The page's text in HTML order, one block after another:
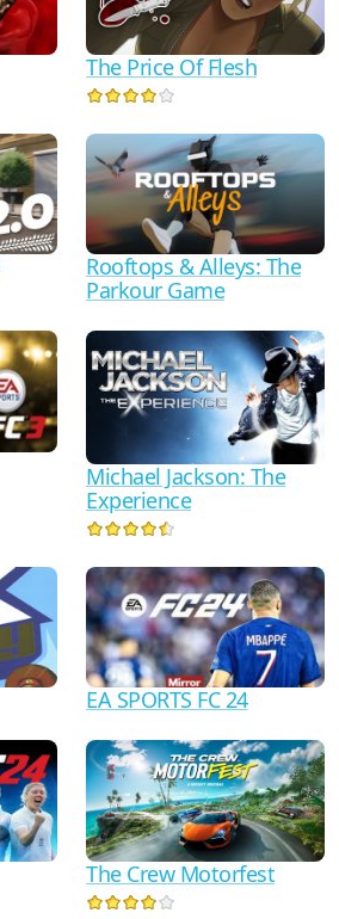
The Price Of Flesh
Rooftops & Alleys: The
Parkour Game
Michael Jackson: The
Experience
EA SPORTS FC 24
The Crew Motorfest